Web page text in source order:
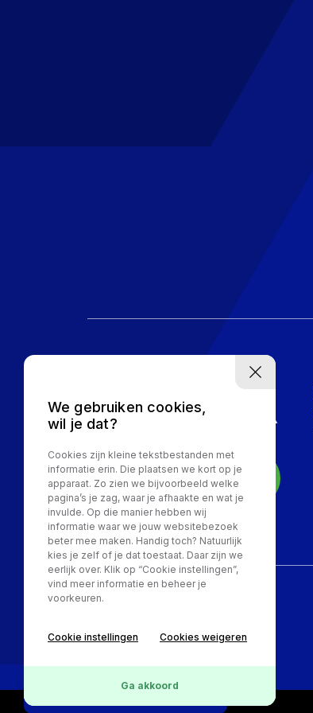
Online lease offerte?
Whatsapp
+316 8786 2479
Privacy Policy
We gebruiken cookies,
wil je dat?
Cookies zijn kleine tekstbestanden met
informatie erin. Die plaatsen we kort op je
apparaat. Zo zien we bijvoorbeeld welke
pagina’s je zag, waar je afhaakte en wat je
invulde. Op die manier hebben wij
informatie waar we jouw websitebezoek
beter mee maken. Handig toch? Natuurlijk
kies je zelf of je dat toestaat. Daar zijn we
eerlijk over. Klik op “Cookie instellingen”,
vind meer informatie en beheer je
voorkeuren.
Cookie instellingen Cookies weigeren
Ga akkoord